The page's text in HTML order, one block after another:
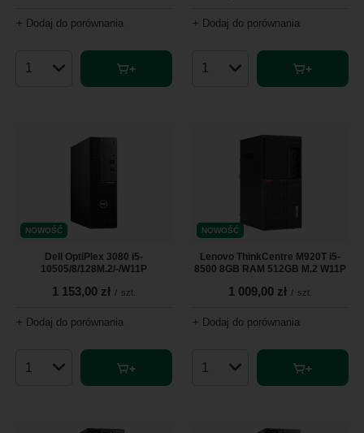
+ Dodaj do porównania
Ilość produktów
+ Dodaj do porównania
Ilość produktów
NOWOŚĆ
Dell OptiPlex 3080 i5-
10505/8/128M.2/-/W11P
1 153,00 zł / szt.
+ Dodaj do porównania
Ilość produktów
NOWOŚĆ
Lenovo ThinkCentre M920T i5-
8500 8GB RAM 512GB M.2 W11P
1 009,00 zł / szt.
+ Dodaj do porównania
Ilość produktów